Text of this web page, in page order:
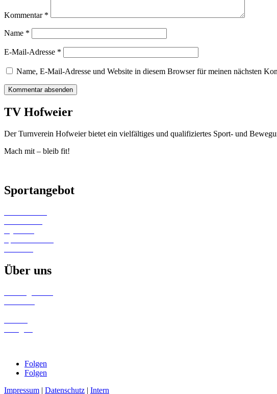
Kommentar *
Name *
E-Mail-Adresse *
Name, E-Mail-Adresse und Website in diesem Browser für meinen nächsten
TV Hofweier
Der Turnverein Hofweier bietet ein vielfältiges und qualifiziertes Sport- und
Mach mit – bleib fit!
Sportangebot
Über uns
Folgen
Folgen
Impressum | Datenschutz | Intern